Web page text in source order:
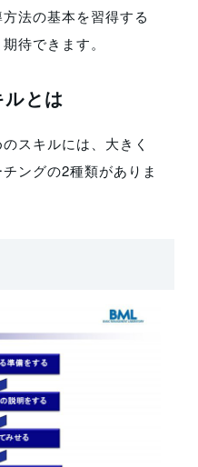
法の基本を習得する
待できます。
とは
スキルには、大きく
ングの2種類がありま